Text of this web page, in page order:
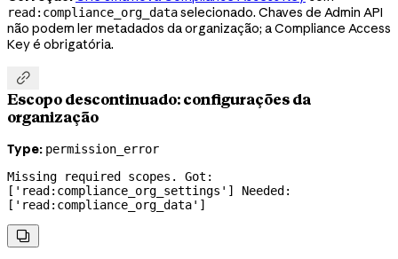
read:compliance_org_dataselecionado. Chaves de Admin API
não podem ler metadados da organização; a Compliance Access
Key é obrigatória.

Escopo descontinuado: configurações da
organização
Type: permission_error
Missing required scopes. Got:
['read:compliance_org_settings'] Needed:
['read:compliance_org_data']
